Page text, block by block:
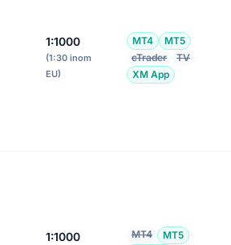
1:1000
(1:30 inom
EU)
MT4
MT5
cTrader
TV
XM App
1:1000 MT4
MT5